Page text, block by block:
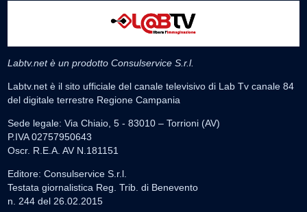
Labtv.net è un prodotto Consulservice S.r.l.
Labtv.net è il sito ufficiale del canale televisivo di Lab Tv canale 84
del digitale terrestre Regione Campania
Sede legale: Via Chiaio, 5 - 83010 – Torrioni (AV)
P.IVA 02757950643
Oscr. R.E.A. AV N.181151
Editore: Consulservice S.r.l.
Testata giornalistica Reg. Trib. di Benevento
n. 244 del 26.02.2015